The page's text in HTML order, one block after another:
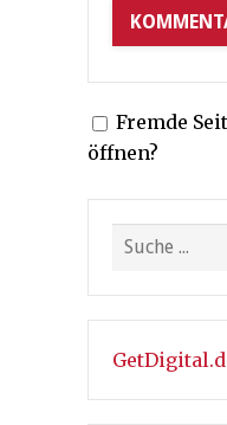
Fremde
öffnen?